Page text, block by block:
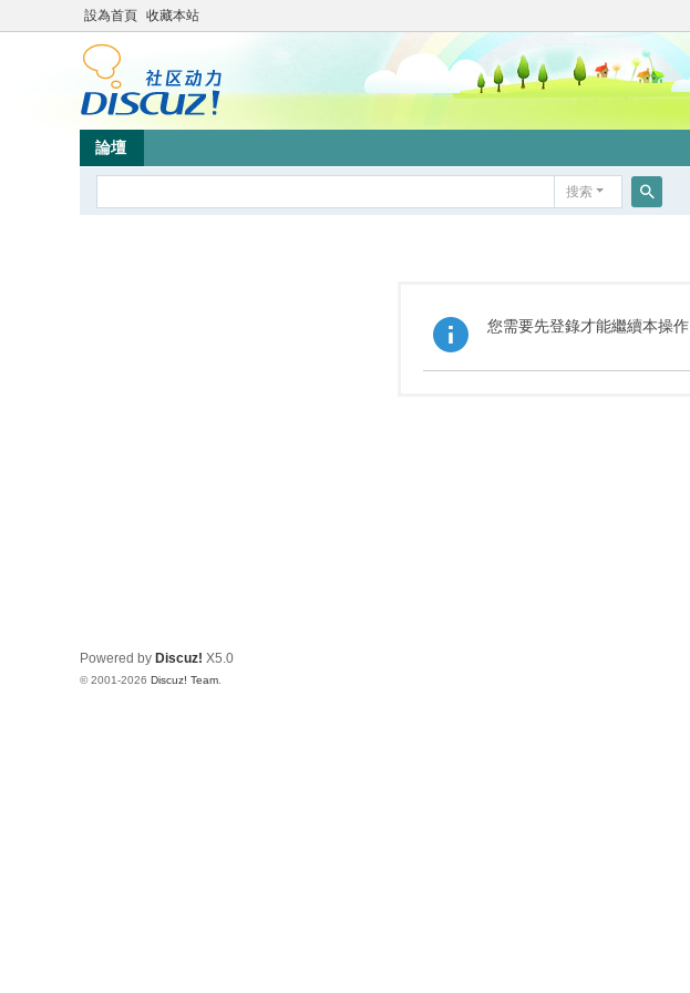
設為首頁 收藏本站
論壇
搜索
您需要先登錄才能繼續本操作
Powered by Discuz! X5.0
© 2001-2026 Discuz! Team